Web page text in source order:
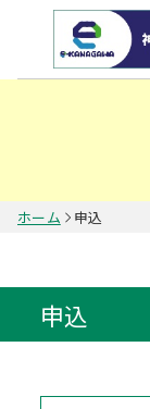
ホーム 申込
申込